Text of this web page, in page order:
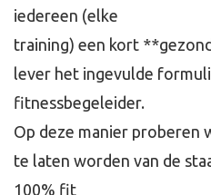
iedereen (elke
training) een kort
lever het ingevulde
fitnessbegeleider.
Op deze manier proberen
te laten worden van de
100% fit